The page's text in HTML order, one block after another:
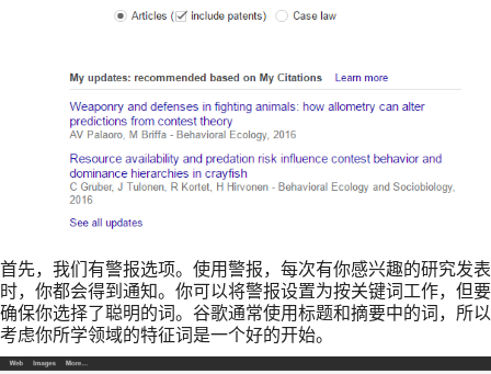
首先，我们有警报选项。使用警报，每次有你感兴趣的研究发表
时，你都会得到通知。你可以将警报设置为按关键词工作，但要
确保你选择了聪明的词。谷歌通常使用标题和摘要中的词，所以
考虑你所学领域的特征词是一个好的开始。